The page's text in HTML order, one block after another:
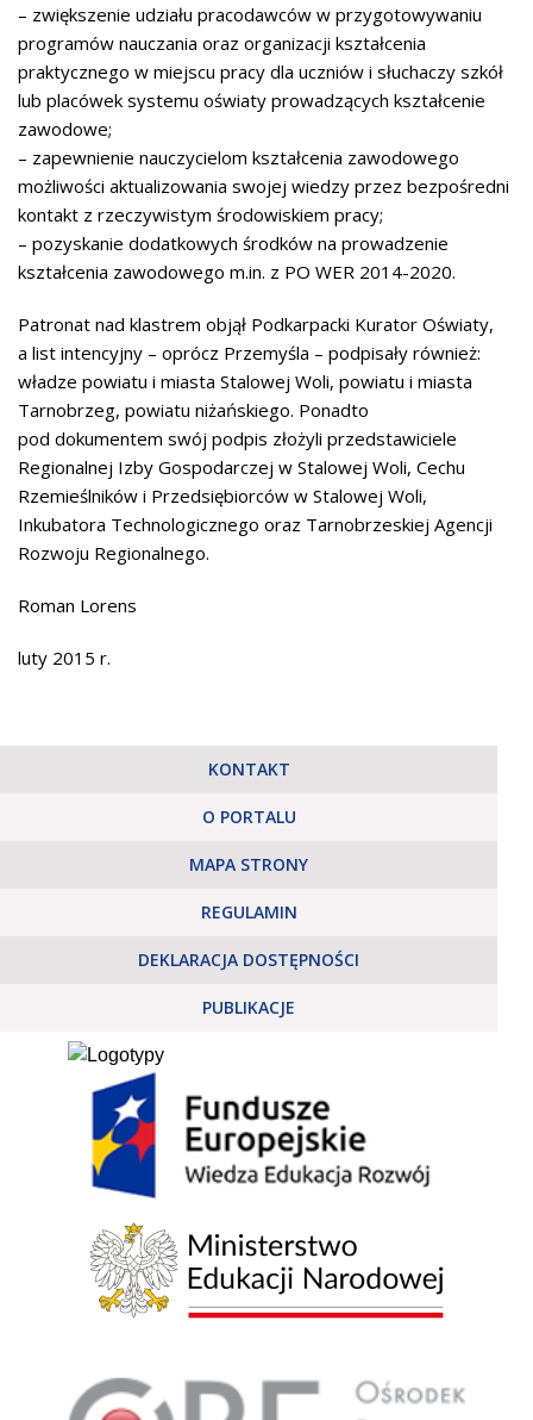
– zwiększenie udziału pracodawców w przygotowywaniu
programów nauczania oraz organizacji kształcenia
praktycznego w miejscu pracy dla uczniów i słuchaczy szkół
lub placówek systemu oświaty prowadzących kształcenie
zawodowe;
– zapewnienie nauczycielom kształcenia zawodowego
możliwości aktualizowania swojej wiedzy przez bezpośredni
kontakt z rzeczywistym środowiskiem pracy;
– pozyskanie dodatkowych środków na prowadzenie
kształcenia zawodowego m.in. z PO WER 2014-2020.
Patronat nad klastrem objął Podkarpacki Kurator Oświaty,
a list intencyjny – oprócz Przemyśla – podpisały również:
władze powiatu i miasta Stalowej Woli, powiatu i miasta
Tarnobrzeg, powiatu niżańskiego. Ponadto
pod dokumentem swój podpis złożyli przedstawiciele
Regionalnej Izby Gospodarczej w Stalowej Woli, Cechu
Rzemieślników i Przedsiębiorców w Stalowej Woli,
Inkubatora Technologicznego oraz Tarnobrzeskiej Agencji
Rozwoju Regionalnego.
Roman Lorens
luty 2015 r.
KONTAKT
O PORTALU
MAPA STRONY
REGULAMIN
DEKLARACJA DOSTĘPNOŚCI
PUBLIKACJE